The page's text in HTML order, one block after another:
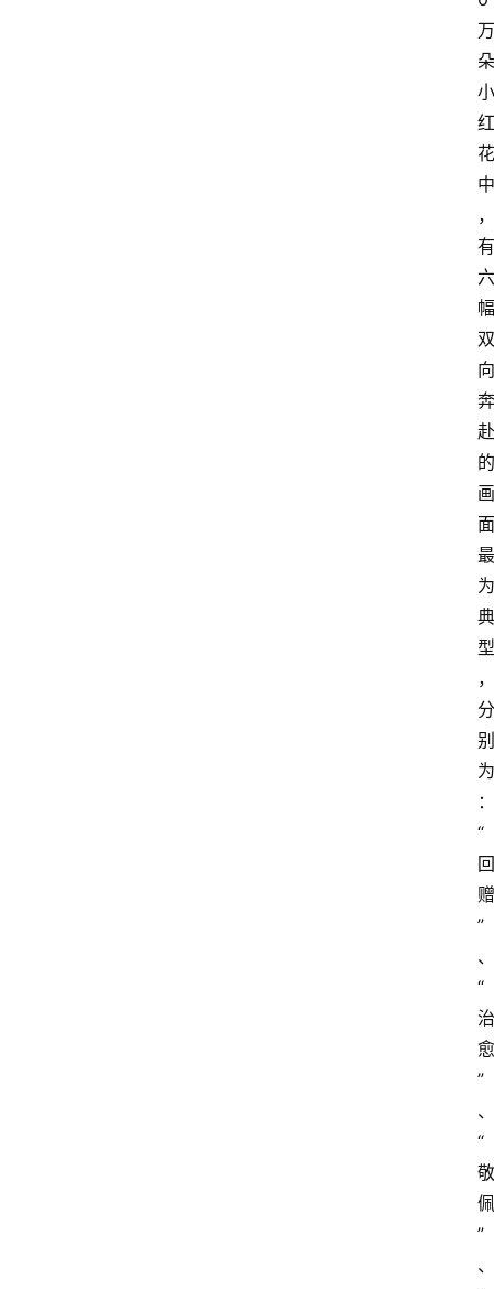
万
朵
小
红
花
中
，
有
六
幅
双
向
奔
赴
的
画
面
最
为
典
型
，
分
别
为
：
“
回
赠
”
、
“
治
愈
”
、
“
敬
佩
”
、